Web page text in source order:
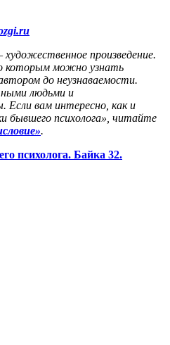
художественное произведение.
которым можно узнать
до неузнаваемости.
людьми и
Если вам интересно, как и
бывшего психолога», читайте
.
психолога. Байка 32.